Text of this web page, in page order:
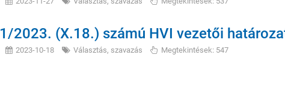
1/2023. (X.18.) számú HVI vezetői
2023-10-18 Választás, szavazás Megtekintések: 547